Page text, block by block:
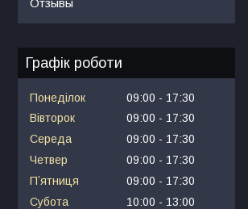
Графік роботи
Понеділок 09:00
17:30
Вівторок
09:00
17:30
Середа
09:00
17:30
Четвер
09:00
17:30
Пʼятниця
09:00
17:30
Субота
10:00
13:00